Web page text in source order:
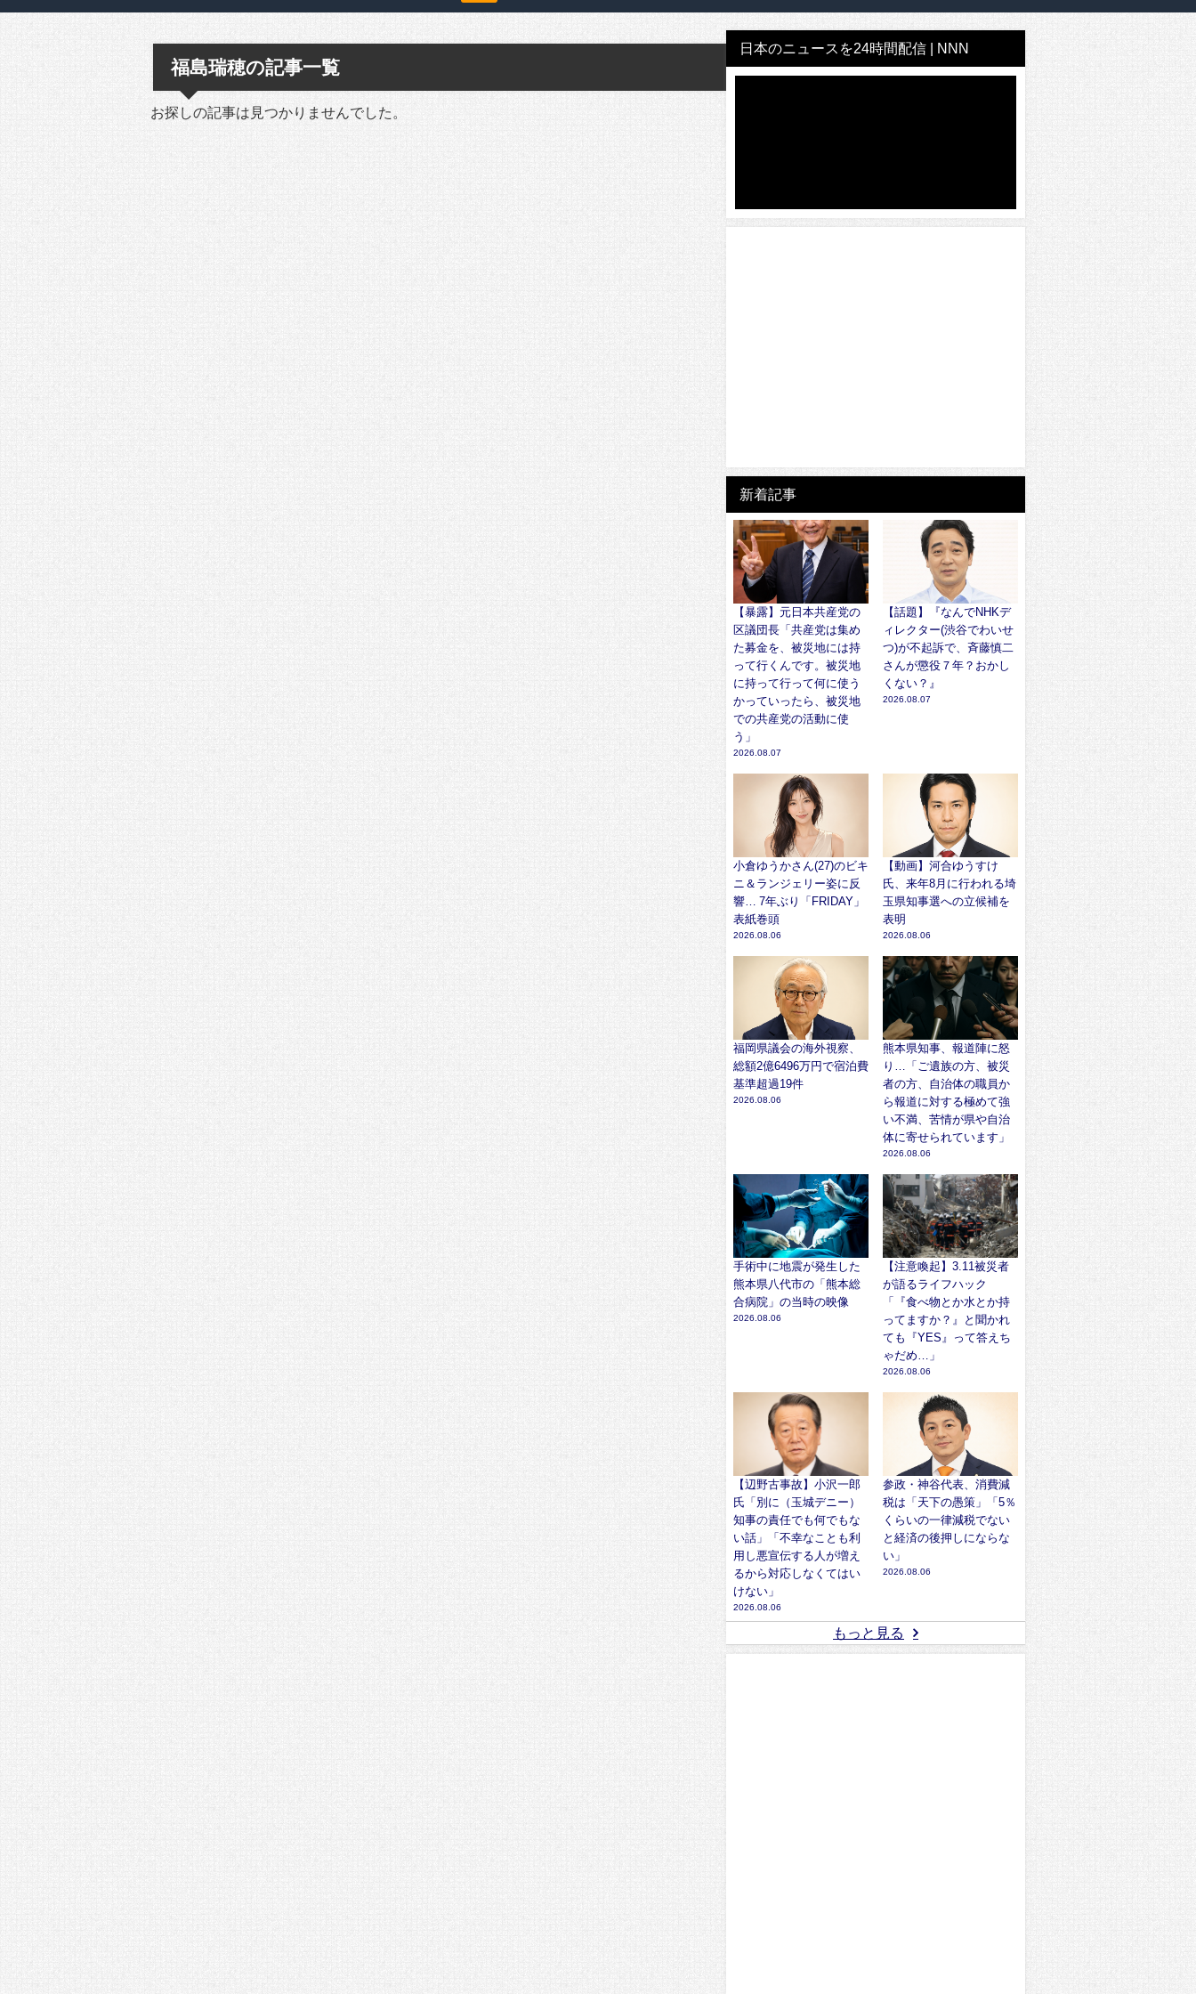
福島瑞穂の記事一覧
お探しの記事は見つかりませんでした。
日本のニュースを24時間配信 | NNN
新着記事
【暴露】元日本共産党の
区議団長「共産党は集め
た募金を、被災地には持
って行くんです。被災地
に持って行って何に使う
かっていったら、被災地
での共産党の活動に使
う」
2026.08.07
【話題】『なんでNHKデ
ィレクター(渋谷でわいせ
つ)が不起訴で、斉藤慎二
さんが懲役７年？おかし
くない？』
2026.08.07
小倉ゆうかさん(27)のビキ
ニ＆ランジェリー姿に反
響… 7年ぶり「FRIDAY」
表紙巻頭
2026.08.06
【動画】河合ゆうすけ
氏、来年8月に行われる埼
玉県知事選への立候補を
表明
2026.08.06
福岡県議会の海外視察、
総額2億6496万円で宿泊費
基準超過19件
2026.08.06
熊本県知事、報道陣に怒
り…「ご遺族の方、被災
者の方、自治体の職員か
ら報道に対する極めて強
い不満、苦情が県や自治
体に寄せられています」
2026.08.06
手術中に地震が発生した
熊本県八代市の「熊本総
合病院」の当時の映像
2026.08.06
【注意喚起】3.11被災者
が語るライフハック
「『食べ物とか水とか持
ってますか？』と聞かれ
ても『YES』って答えち
ゃだめ…」
2026.08.06
【辺野古事故】小沢一郎
氏「別に（玉城デニー）
知事の責任でも何でもな
い話」「不幸なことも利
用し悪宣伝する人が増え
るから対応しなくてはい
けない」
2026.08.06
参政・神谷代表、消費減
税は「天下の愚策」「5％
くらいの一律減税でない
と経済の後押しにならな
い」
2026.08.06
もっと見る